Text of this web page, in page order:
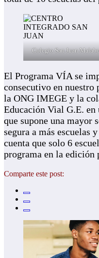
Colegio San Juan
El Programa VÍA se
consecutivo en nuestro
la ONG IMEGE y la
Educación Vial G.E. en
que supone una
segura a más escuelas
cuenta que solo 6
programa en la edición
Comparte este post: